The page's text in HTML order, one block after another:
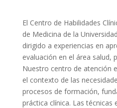
El Centro de Habilidades
de Medicina de la
dirigido a experiencias en
evaluación en el área salud,
Nuestro centro de atención
el contexto de las
procesos de formación,
práctica clínica. Las técnicas